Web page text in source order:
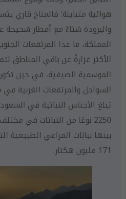
هوائية متباينة؛ فالمناخ قاري
والبرودة شتاءً مع أمطار
المملكة، ما عدا المرتفعات
الأكثر غزارةً عن باقي المناطق
الموسمية الصيفية، في حين
السواحل والمرتفعات الغربية
2250 نوعًا من النباتات في
بينها نباتات المراعي
171 مليون هكتار.